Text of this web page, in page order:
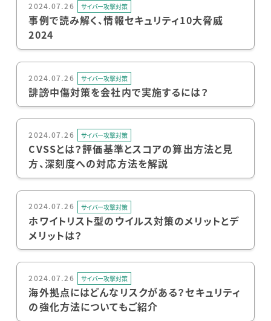
2024.07.26 サイバー攻撃対策
事例で読み解く、情報セキュリティ10大脅威
2024
2024.07.26 サイバー攻撃対策
誹謗中傷対策を会社内で実施するには？
2024.07.26 サイバー攻撃対策
CVSSとは？評価基準とスコアの算出方法と見
方、深刻度への対応方法を解説
2024.07.26 サイバー攻撃対策
ホワイトリスト型のウイルス対策のメリットとデ
メリットは？
2024.07.26 サイバー攻撃対策
海外拠点にはどんなリスクがある？セキュリティ
の強化方法についてもご紹介